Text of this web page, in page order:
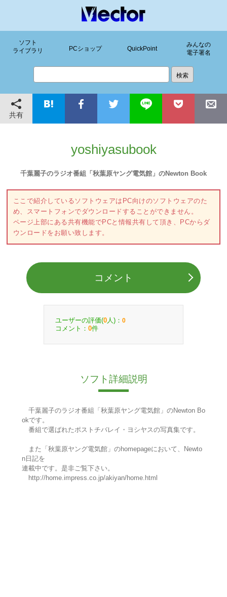
ソフト
ライブラリ
PCショップ QuickPoint
みんなの
電子署名
共有
yoshiyasubook
千葉麗子のラジオ番組「秋葉原ヤング電気館」のNewton Book
ここで紹介しているソフトウェアはPC向けのソフトウェアのた
め、スマートフォンでダウンロードすることができません。
ページ上部にある共有機能でPCと情報共有して頂き、PCからダ
ウンロードをお願い致します。
コメント
ユーザーの評価(0 人)： 0
コメント： 0件
ソフト詳細説明
千葉麗子のラジオ番組「秋葉原ヤング電気館」のNewton Bo
okです。
番組で選ばれたポストチバレイ・ヨシヤスの写真集です。
また「秋葉原ヤング電気館」のhomepageにおいて、Newto
n日記を
連載中です。是非ご覧下さい。
http://home.impress.co.jp/akiyan/home.html